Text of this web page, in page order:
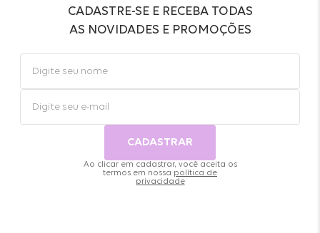
CADASTRE-SE E RECEBA TODAS
AS NOVIDADES E PROMOÇÕES
CADASTRAR
Ao clicar em cadastrar, você aceita os
termos em nossa política de
privacidade